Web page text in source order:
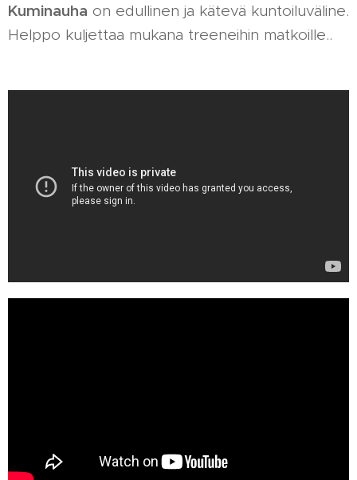
Kuminauha on edullinen ja kätevä kuntoiluväline.
Helppo kuljettaa mukana treeneihin matkoille..